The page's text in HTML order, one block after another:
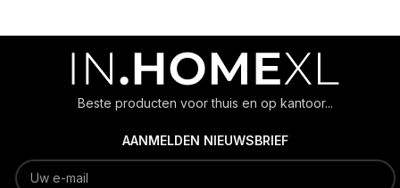
Beste producten voor thuis en op kantoor...
AANMELDEN NIEUWSBRIEF